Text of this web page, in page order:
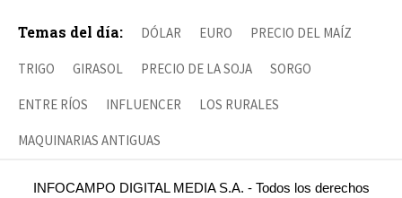
Temas del día: DÓLAR EURO PRECIO DEL MAÍZ
TRIGO GIRASOL PRECIO DE LA SOJA SORGO
ENTRE RÍOS INFLUENCER LOS RURALES
MAQUINARIAS ANTIGUAS
INFOCAMPO DIGITAL MEDIA S.A. - Todos los derechos